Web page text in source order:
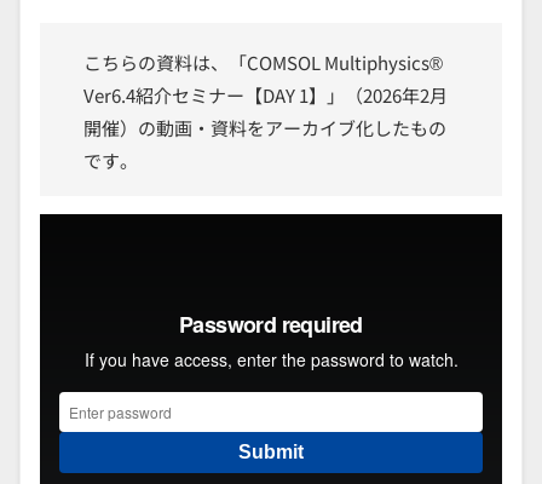
こちらの資料は、「COMSOL Multiphysics®
Ver6.4紹介セミナー【DAY 1】」（2026年2月
開催）の動画・資料をアーカイブ化したもの
です。